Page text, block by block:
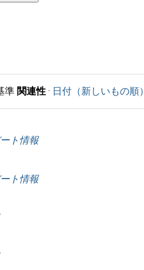
準 関連性 · 日付（新しいもの順）
ト情報
ト情報